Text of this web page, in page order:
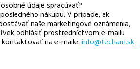
údaje spracúvať?
nákupu. V prípade, ak
naše marketingové oznámenia,
odhlásiť prostredníctvom e-mailu
na e-maile: info@techam.sk